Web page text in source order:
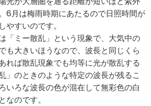
6月は梅雨時期にあたるので日照時間が
やすいのです。
「ミー散乱」という現象で、大気中の
も大きいほうなので、波長と同じくら
れば散乱現象でも均等に光が散乱する
」のときのような特定の波長が残るこ
いろな波長の色が混在して無彩色の白
なのです。